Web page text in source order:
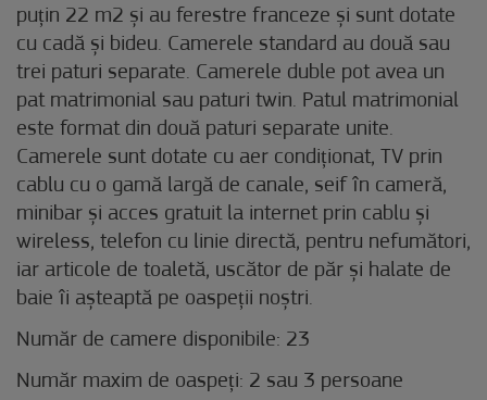
puțin 22 m2 și au ferestre franceze și sunt dotate
cu cadă și bideu. Camerele standard au două sau
trei paturi separate. Camerele duble pot avea un
pat matrimonial sau paturi twin. Patul matrimonial
este format din două paturi separate unite.
Camerele sunt dotate cu aer condiționat, TV prin
cablu cu o gamă largă de canale, seif în cameră,
minibar și acces gratuit la internet prin cablu și
wireless, telefon cu linie directă, pentru nefumători,
iar articole de toaletă, uscător de păr și halate de
baie îi așteaptă pe oaspeții noștri.
Număr de camere disponibile: 23
Număr maxim de oaspeți: 2 sau 3 persoane